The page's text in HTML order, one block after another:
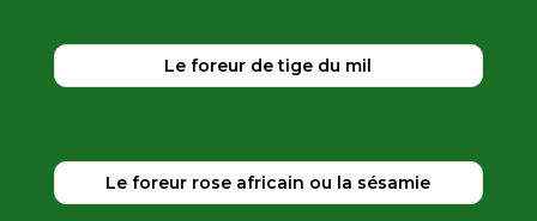
Le foreur de tige du mil
Le foreur rose africain ou la sésamie